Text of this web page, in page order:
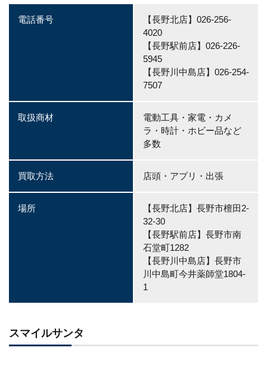
電話番号
【長野北店】026-256-
4020
【長野駅前店】026-226-
5945
【長野川中島店】026-254-
7507
取扱商材
電動工具・家電・カメ
ラ・時計・ホビー品など
多数
買取方法 店頭・アプリ・出張
場所
【長野北店】長野市檀田2-
32-30
【長野駅前店】長野市南
石堂町1282
【長野川中島店】長野市
川中島町今井薬師堂1804-
1
スマイルサンタ